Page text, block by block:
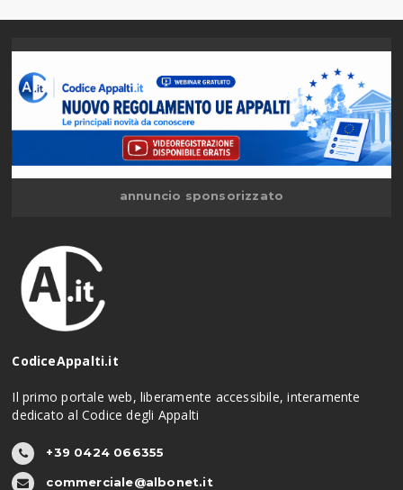
annuncio sponsorizzato
CodiceAppalti.it
Il primo portale web, liberamente accessibile, interamente
dedicato al Codice degli Appalti
+39 0424 066355
commerciale@albonet.it